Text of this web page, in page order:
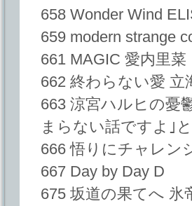
658 Wonder Wind
659 modern strange
661 MAGIC 愛内里菜
662 終わらない愛 立
663 涼宮ハルヒの憂
まらない話ですよ｣
666 悟りにチャレン
667 Day by Day D
675 坂道の果てへ 氷